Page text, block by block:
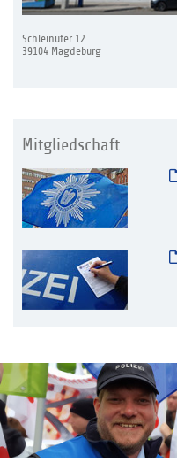
Schleinufer 12
39104 Magdeburg
Mitgliedschaft